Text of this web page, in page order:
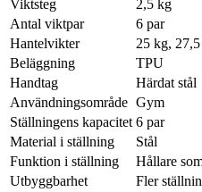
Viktsteg
2,5 kg
Antal viktpar
6 par
Hantelvikter
25 kg,
Beläggning
TPU
Handtag
Härdat stål
Användningsområde Gym
Ställningens kapacitet 6 par
Material i ställning
Stål
Funktion i ställning
Hållare
Utbyggbarhet
Fler